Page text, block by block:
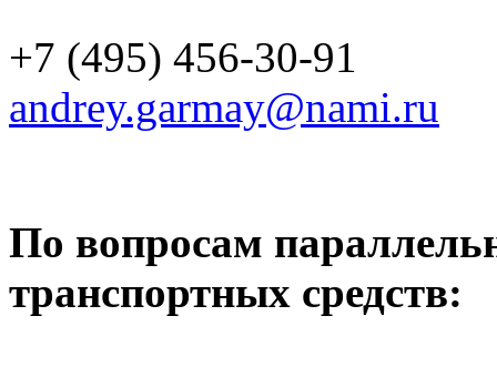
+7 (495) 456-30-91
andrey.garmay@nami.ru
По вопросам
транспортных средств: